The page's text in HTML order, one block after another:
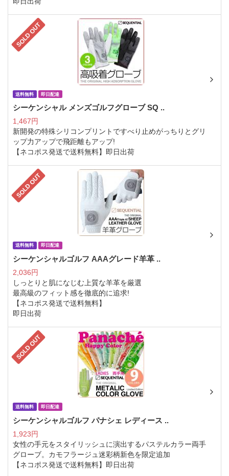
SOLD OUT
送料無料 即日配達
シーケンシャル メンズゴルフグローブ SQ ..
1,467円
新開発の特殊シリコンプリントですべり止めがっちりとグリ
ップ力アップで飛距離もアップ!
【ネコポス発送で送料無料】即日出荷
SOLD OUT
送料無料 即日配達
シーケンシャルゴルフ AAAグレード羊革 ..
2,036円
しっとりと肌になじむ上質な羊革を厳選
最高級のフィット感を徹底的に追求!
【ネコポス発送で送料無料】
即日出荷
SOLD OUT
送料無料 即日配達
シーケンシャルゴルフ パナシェ レディース ..
1,923円
女性の手元をスタイリッシュに演出するパステルカラー両手
グローブ。カモフラージュ迷彩柄新色を限定追加
【ネコポス発送で送料無料】即日出荷